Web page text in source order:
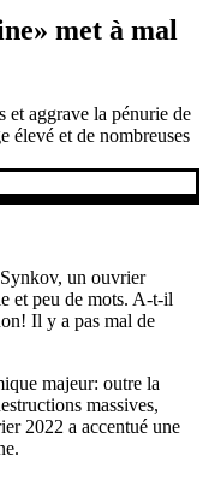
met à mal
et aggrave la pénurie de
élevé et de nombreuses
un ouvrier
et peu de mots. A-t-il
Il y a pas mal de
majeur: outre la
massives,
2022 a accentué une